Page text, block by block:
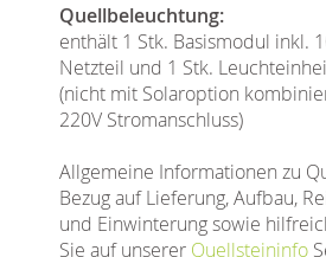
Quellbeleuchtung:
enthält 1 Stk. Basismodul inkl.
Netzteil und 1 Stk.
(nicht mit Solaroption
220V Stromanschluss)
Allgemeine Informationen zu
Bezug auf Lieferung, Aufbau,
und Einwinterung sowie
Sie auf unserer Quellsteininfo